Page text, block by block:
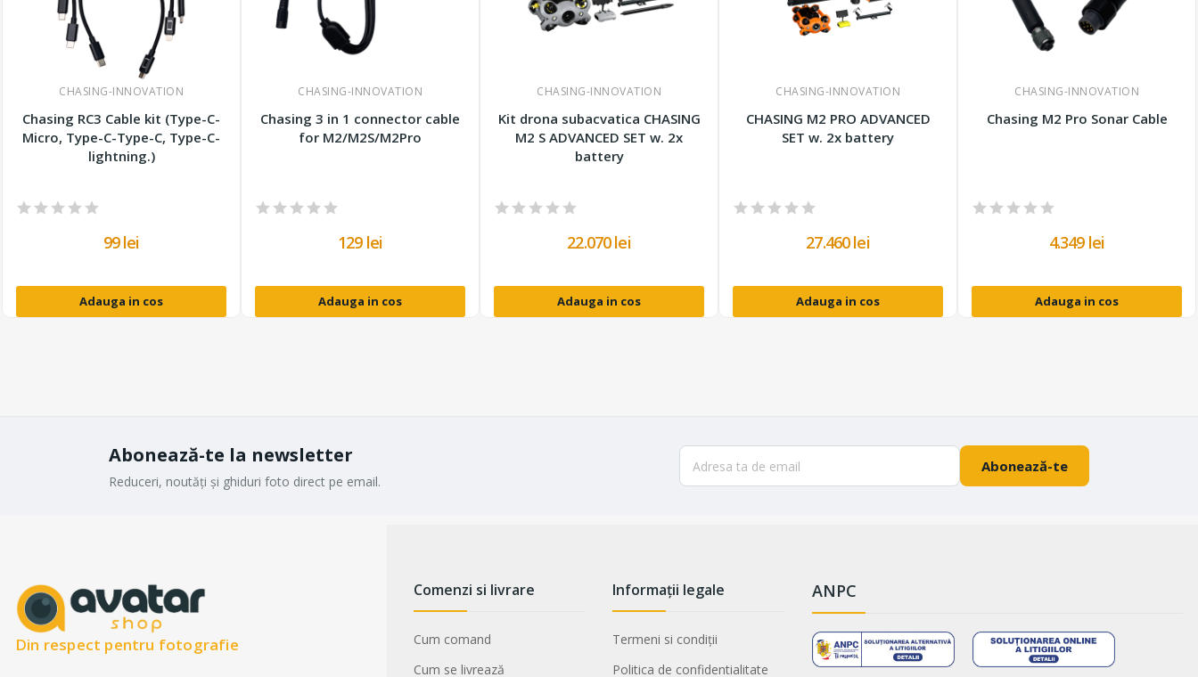
CHASING-INNOVATION
Chasing RC3 Cable kit (Type-C-
Micro, Type-C-Type-C, Type-C-
lightning.)
99 lei
Adauga in cos
CHASING-INNOVATION
Chasing 3 in 1 connector cable
for M2/M2S/M2Pro
129 lei
Adauga in cos
CHASING-INNOVATION
Kit drona subacvatica CHASING
M2 S ADVANCED SET w. 2x
battery
22.070 lei
Adauga in cos
CHASING-INNOVATION
CHASING M2 PRO ADVANCED
SET w. 2x battery
27.460 lei
Adauga in cos
CHASING-INNOVATION
Chasing M2 Pro Sonar Cable
4.349 lei
Adauga in cos
Abonează-te la newsletter
Reduceri, noutăți și ghiduri foto direct pe email.
Abonează-te
Din respect pentru fotografie
Comenzi si livrare
Cum comand
Cum se livrează
Informații legale
Termeni si condiții
Politica de confidentialitate
ANPC